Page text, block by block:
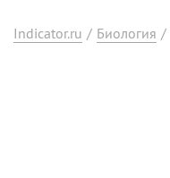
Indicator.ru / Биология /